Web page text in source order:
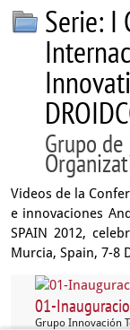
Serie: I
Grupo
Videos de la
e innovaciones
SPAIN 2012,
Murcia, Spain, 7-8
01-
Grupo Innovación